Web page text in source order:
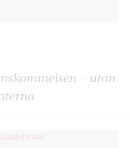
– utan